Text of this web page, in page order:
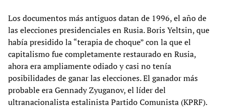
Los documentos más antiguos datan de 1996, el año de
las elecciones presidenciales en Rusia. Boris Yeltsin, que
había presidido la “terapia de choque” con la que el
capitalismo fue completamente restaurado en Rusia,
ahora era ampliamente odiado y casi no tenía
posibilidades de ganar las elecciones. El ganador más
probable era Gennady Zyuganov, el líder del
ultranacionalista estalinista Partido Comunista (KPRF).